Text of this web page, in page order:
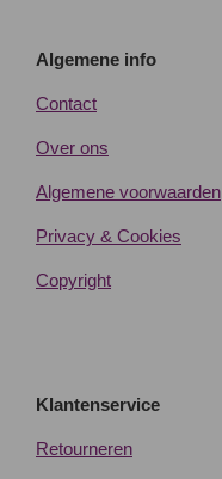
Algemene info
Contact
Over ons
Algemene voorwaarden
Privacy & Cookies
Copyright
Klantenservice
Retourneren